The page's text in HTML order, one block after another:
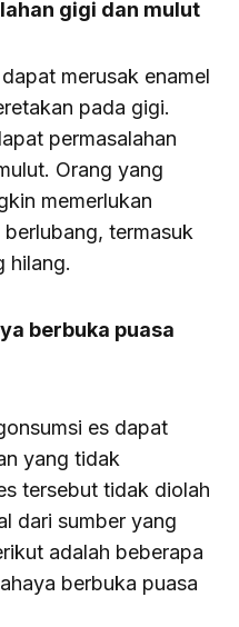
gigi dan mulut
merusak enamel
pada gigi.
permasalahan
Orang yang
memerlukan
termasuk
hilang.
berbuka puasa
es dapat
yang tidak
tersebut tidak diolah
dari sumber yang
adalah beberapa
berbuka puasa